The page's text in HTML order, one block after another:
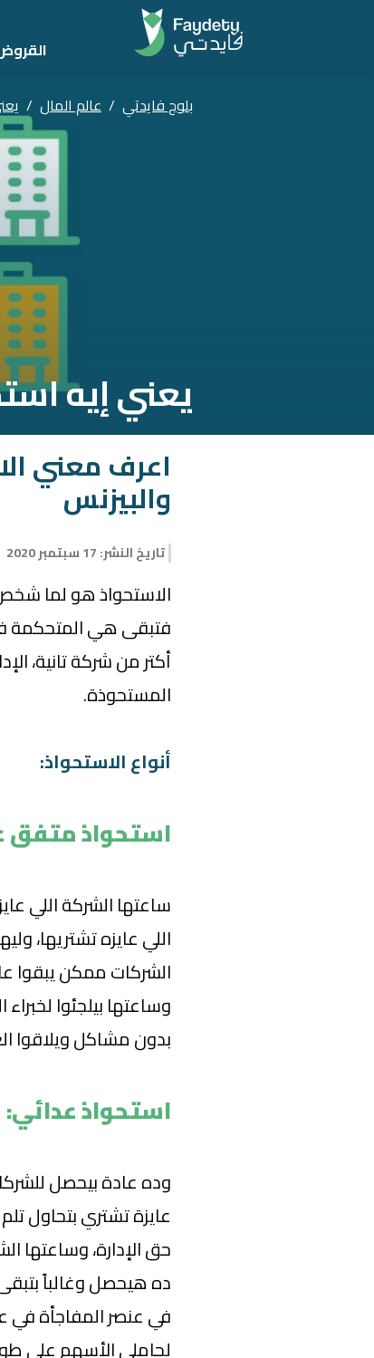
بلوج فايدتي / عالم المال /
يعني إيه
اعرف معني
والبيزنس
تاريخ النشر:17 سبتمبر 2020
الاستحواذ هو لما
أكتر من شركة تانية،
المستحوذة.
أنواع الاستحواذ:
استحواذ متفق
ساعتها الشركة اللي
اللي عايزه تشتريها،
الشركات ممكن يبقوا
وساعتها بيلجئوا
بدون مشاكل ويلاقوا
استحواذ عدائي:
وده عادة بيحصل
عايزة تشتري بتحاول
حق الإدارة، وساعتها
ده هيحصل وغالباً
في عنصر المفاجأة في
لحاملي الأسهم على